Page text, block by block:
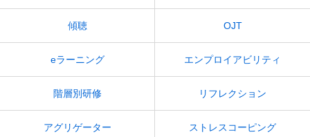
傾聴 OJT
eラーニング エンプロイアビリティ
階層別研修 リフレクション
アグリゲーター ストレスコーピング